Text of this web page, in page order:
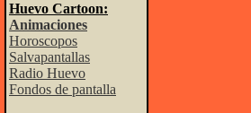
Huevo Cartoon:
Animaciones
Horoscopos
Salvapantallas
Radio Huevo
Fondos de pantalla